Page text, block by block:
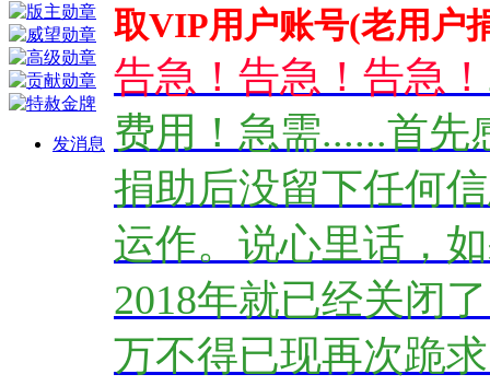
发消息
取VIP用户账号(老用户
告急！告急！告急！
费用！急需......首
捐助后没留下任何
运作。说心里话，
2018年就已经关闭
万不得已现再次跪